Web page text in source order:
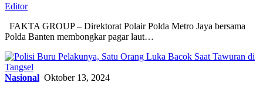
Editor
FAKTA GROUP – Direktorat Polair Polda Metro Jaya bersama
Polda Banten membongkar pagar laut…
Nasional Oktober 13, 2024